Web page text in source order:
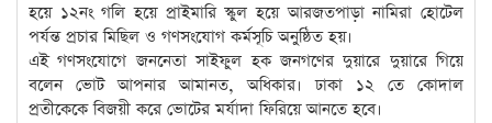
হয়ে ১২নং গলি হয়ে প্রাইমারি স্কুল হয়ে আরজতপাড়া নামিরা হোটেল
পর্যন্ত প্রচার মিছিল ও গণসংযোগ কর্মসূচি অনুষ্ঠিত হয়।
এই গণসংযোগে জননেতা সাইফুল হক জনগণের দুয়ারে দুয়ারে গিয়ে
বলেন ভোট আপনার আমানত, অধিকার। ঢাকা ১২ তে কোদাল
প্রতীকেকে বিজয়ী করে ভোটের মর্যাদা ফিরিয়ে আনতে হবে।